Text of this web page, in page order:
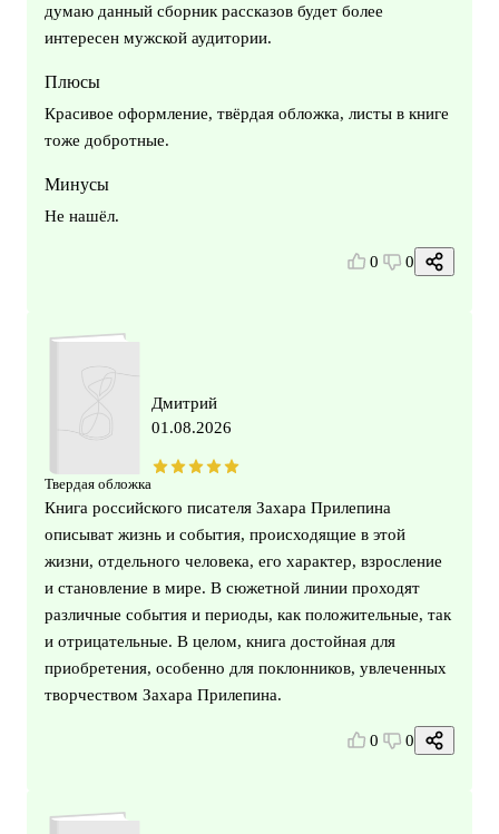
думаю данный сборник рассказов будет более
интересен мужской аудитории.
Плюсы
Красивое оформление, твёрдая обложка, листы в книге
тоже добротные.
Минусы
Не нашёл.
0 0
Твердая обложка
Дмитрий
01.08.2026
Книга российского писателя Захара Прилепина
описыват жизнь и события, происходящие в этой
жизни, отдельного человека, его характер, взросление
и становление в мире. В сюжетной линии проходят
различные события и периоды, как положительные, так
и отрицательные. В целом, книга достойная для
приобретения, особенно для поклонников, увлеченных
творчеством Захара Прилепина.
0 0